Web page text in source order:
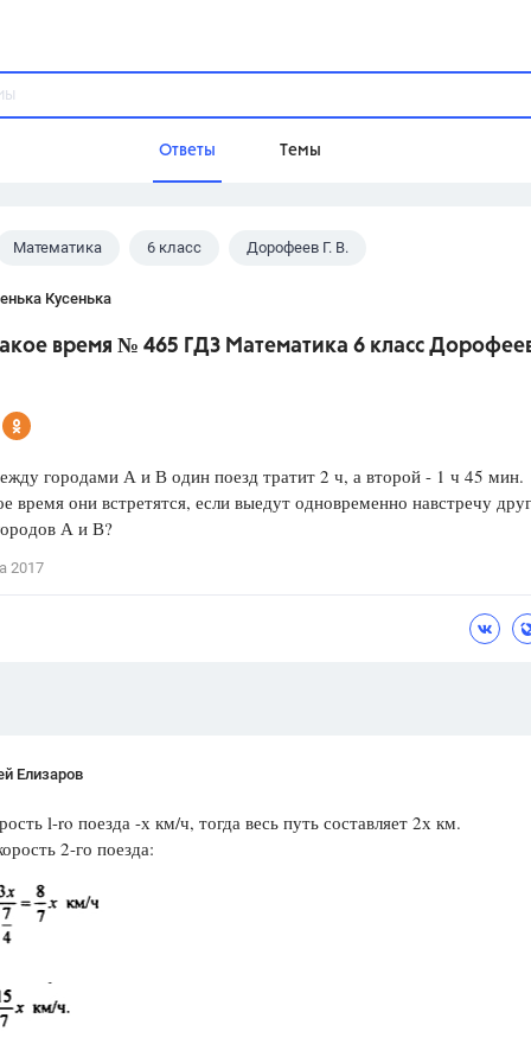
Ответы Темы
Домашнее задание
Учебники
Разумовская М.М.,Габриелян
Красота,
Математика 6 класс Дорофеев Г. В.
Кусенька
время № 465 ГДЗ Математика 6 класс
городами А и В один поезд тратит 2 ч, а второй - 1 ч 45 мин.
время они встретятся, если выедут одновременно навстречу друг
А и В?
2017
Елизаров
l-ro поезда -х км/ч, тогда весь путь составляет 2х км.
2-го поезда: